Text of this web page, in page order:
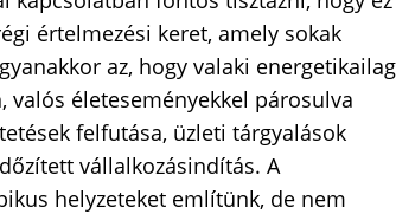
értelmezési keret, amely sokak
az, hogy valaki energetikailag
valós életeseményekkel párosulva
felfutása, üzleti tárgyalások
vállalkozásindítás. A
helyzeteket említünk, de nem